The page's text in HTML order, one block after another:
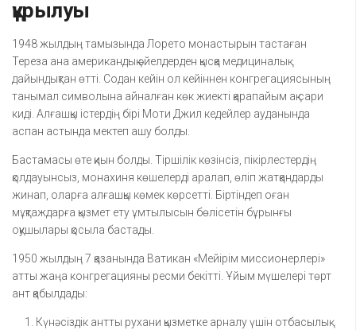
құрылуы
1948 жылдың тамызында Лорето монастырын тастаған
Тереза ана американдық әйелдерден қысқа медициналық
дайындықтан өтті. Содан кейін ол кейіннен конгрегациясының
танымал символына айналған көк жиекті қарапайым ақ сари
киді. Алғашқы істердің бірі Моти Джил кедейлер ауданында
аспан астында мектеп ашу болды.
Бастамасы өте қиын болды. Тіршілік көзінсіз, пікірлестердің
қолдауынсыз, монахиня көшелерді аралап, өліп жатқандарды
жинап, оларға алғашқы көмек көрсетті. Біртіндеп оған
мұқтаждарға қызмет ету ұмтылысын бөлісетін бұрынғы
оқушылары қосыла бастады.
1950 жылдың 7 қазанында Ватикан «Мейірім миссионерлері»
атты жаңа конгрегацияны ресми бекітті. Ұйым мүшелері төрт
ант қабылдады:
Күнәсіздік антты рухани қызметке арналу үшін отбасылық